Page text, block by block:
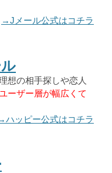
→Jメール公式はコチラ
想の相手探しや恋人
ーザー層が幅広くて
ハッピー公式はコチラ